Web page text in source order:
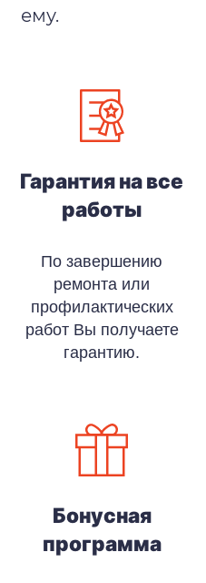
ему.
Гарантия на все
работы
По завершению
ремонта или
профилактических
работ Вы получаете
гарантию.
Бонусная
программа